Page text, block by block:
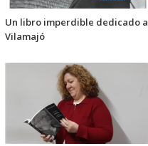
Un libro imperdible dedicado a
Vilamajó